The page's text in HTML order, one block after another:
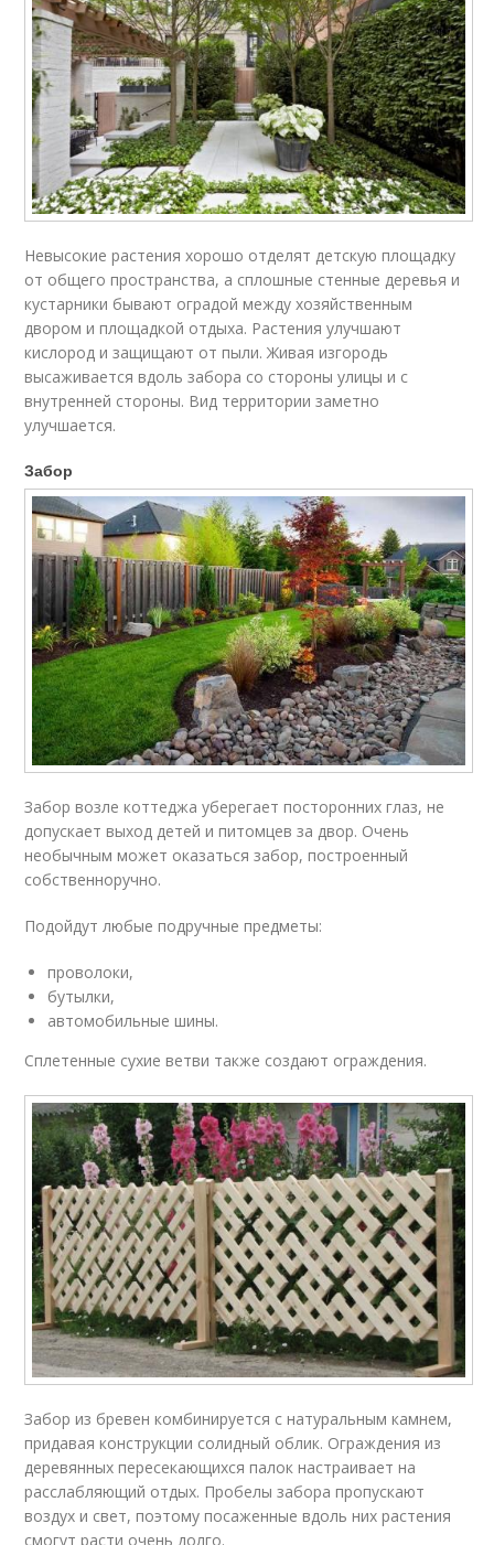
Невысокие растения хорошо отделят детскую площадку
от общего пространства, а сплошные стенные деревья и
кустарники бывают оградой между хозяйственным
двором и площадкой отдыха. Растения улучшают
кислород и защищают от пыли. Живая изгородь
высаживается вдоль забора со стороны улицы и с
внутренней стороны. Вид территории заметно
улучшается.
Забор
Забор возле коттеджа уберегает посторонних глаз, не
допускает выход детей и питомцев за двор. Очень
необычным может оказаться забор, построенный
собственноручно.
Подойдут любые подручные предметы:
проволоки,
бутылки,
автомобильные шины.
Сплетенные сухие ветви также создают ограждения.
Забор из бревен комбинируется с натуральным камнем,
придавая конструкции солидный облик. Ограждения из
деревянных пересекающихся палок настраивает на
расслабляющий отдых. Пробелы забора пропускают
воздух и свет, поэтому посаженные вдоль них растения
смогут расти очень долго.